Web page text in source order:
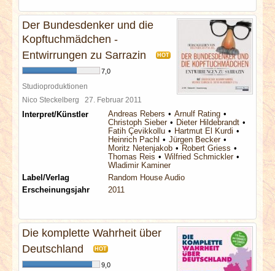
Der Bundesdenker und die
Kopftuchmädchen -
Entwirrungen zu Sarrazin
HOT
7,0
Studioproduktionen
Nico Steckelberg 27. Februar 2011
Interpret/Künstler Andreas Rebers
Arnulf Rating
Christoph Sieber
Dieter Hildebrandt
Fatih Çevikkollu
Hartmut El Kurdi
Heinrich Pachl
Jürgen Becker
Moritz Netenjakob
Robert Griess
Thomas Reis
Wilfried Schmickler
Wladimir Kaminer
Label/Verlag
Random House Audio
Erscheinungsjahr
2011
Die komplette Wahrheit über
Deutschland
HOT
9,0